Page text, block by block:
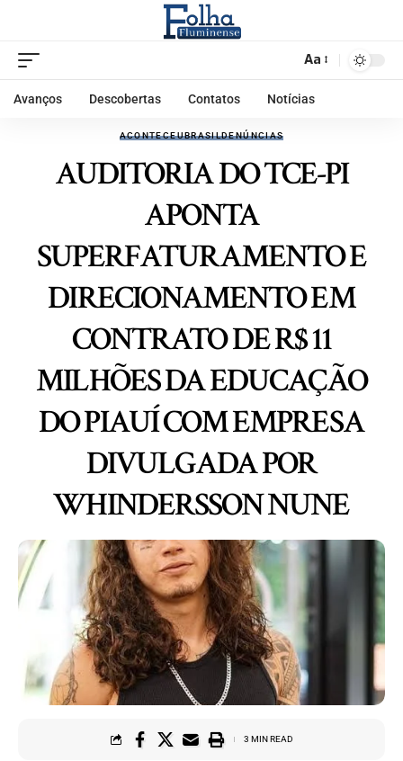
Aa
Avanços Descobertas Contatos Notícias
ACONTECEUBRASILDENÚNCIAS
AUDITORIA DO TCE-PI
APONTA
SUPERFATURAMENTO E
DIRECIONAMENTO EM
CONTRATO DE R$ 11
MILHÕES DA EDUCAÇÃO
DO PIAUÍ COM EMPRESA
DIVULGADA POR
WHINDERSSON NUNE
3 MIN READ